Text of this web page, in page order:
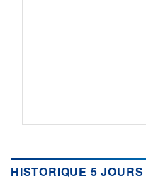
HISTORIQUE 5 JOURS